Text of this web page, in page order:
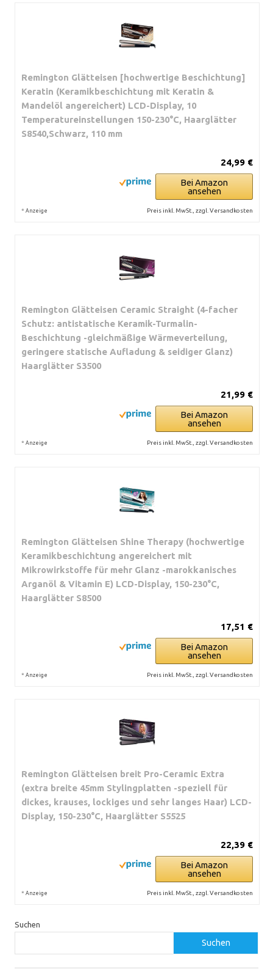
Remington Glätteisen [hochwertige Beschichtung]
Keratin (Keramikbeschichtung mit Keratin &
Mandelöl angereichert) LCD-Display, 10
Temperatureinstellungen 150-230°C, Haarglätter
S8540,Schwarz, 110 mm
24,99 €
Bei Amazon
ansehen
* Anzeige Preis inkl. MwSt., zzgl. Versandkosten
Remington Glätteisen Ceramic Straight (4-facher
Schutz: antistatische Keramik-Turmalin-
Beschichtung -gleichmäßige Wärmeverteilung,
geringere statische Aufladung & seidiger Glanz)
Haarglätter S3500
21,99 €
Bei Amazon
ansehen
* Anzeige Preis inkl. MwSt., zzgl. Versandkosten
Remington Glätteisen Shine Therapy (hochwertige
Keramikbeschichtung angereichert mit
Mikrowirkstoffe für mehr Glanz -marokkanisches
Arganöl & Vitamin E) LCD-Display, 150-230°C,
Haarglätter S8500
17,51 €
Bei Amazon
ansehen
* Anzeige Preis inkl. MwSt., zzgl. Versandkosten
Remington Glätteisen breit Pro-Ceramic Extra
(extra breite 45mm Stylingplatten -speziell für
dickes, krauses, lockiges und sehr langes Haar) LCD-
Display, 150-230°C, Haarglätter S5525
22,39 €
Bei Amazon
ansehen
* Anzeige Preis inkl. MwSt., zzgl. Versandkosten
Suchen
Suchen